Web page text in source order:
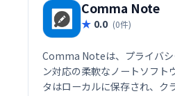
Comma Note
0.0 (0件)
Comma Noteは、プライバシ
ン対応の柔軟なノートソフト
タはローカルに保存され、ク